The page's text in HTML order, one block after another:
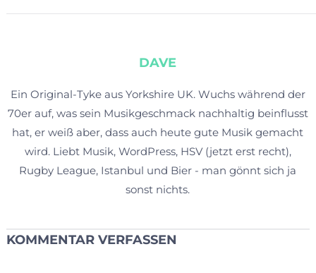
DAVE
Ein Original-Tyke aus Yorkshire UK. Wuchs während der
70er auf, was sein Musikgeschmack nachhaltig beinflusst
hat, er weiß aber, dass auch heute gute Musik gemacht
wird. Liebt Musik, WordPress, HSV (jetzt erst recht),
Rugby League, Istanbul und Bier - man gönnt sich ja
sonst nichts.
KOMMENTAR VERFASSEN